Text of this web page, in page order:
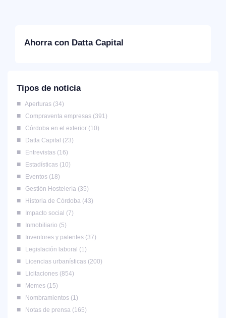
Ahorra con Datta Capital
Tipos de noticia
Aperturas 34
Compraventa empresas 391
Córdoba en el exterior 10
Datta Capital
23
Entrevistas 16
Estadísticas 10
Eventos 18
Gestión Hostelería 35
Historia de Córdoba 43
Impacto social
7
Inmobiliario 5
Inventores y patentes 37
Legislación laboral
1
Licencias urbanísticas 200
Licitaciones 854
Memes 15
Nombramientos 1
Notas de prensa 165